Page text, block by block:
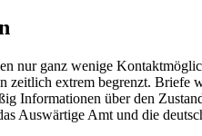
nur ganz wenige
zeitlich extrem begrenzt.
Informationen über den
Auswärtige Amt und die